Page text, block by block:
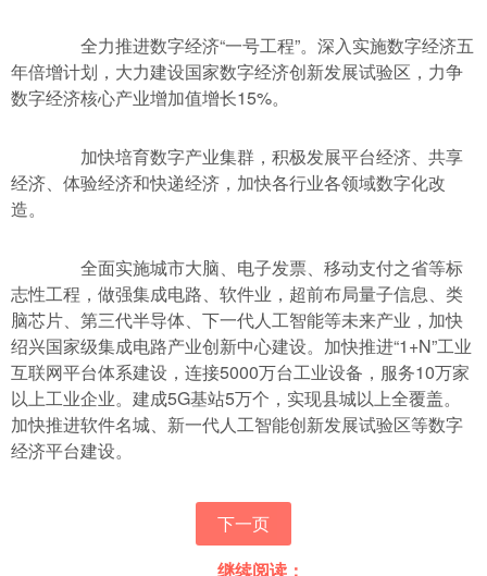
全力推进数字经济“一号工程”。深入实施数字经济五
年倍增计划，大力建设国家数字经济创新发展试验区，力争
数字经济核心产业增加值增长15%。
加快培育数字产业集群，积极发展平台经济、共享
经济、体验经济和快递经济，加快各行业各领域数字化改
造。
全面实施城市大脑、电子发票、移动支付之省等标
志性工程，做强集成电路、软件业，超前布局量子信息、类
脑芯片、第三代半导体、下一代人工智能等未来产业，加快
绍兴国家级集成电路产业创新中心建设。加快推进“1+N”工业
互联网平台体系建设，连接5000万台工业设备，服务10万家
以上工业企业。建成5G基站5万个，实现县城以上全覆盖。
加快推进软件名城、新一代人工智能创新发展试验区等数字
经济平台建设。
下一页
继续阅读：